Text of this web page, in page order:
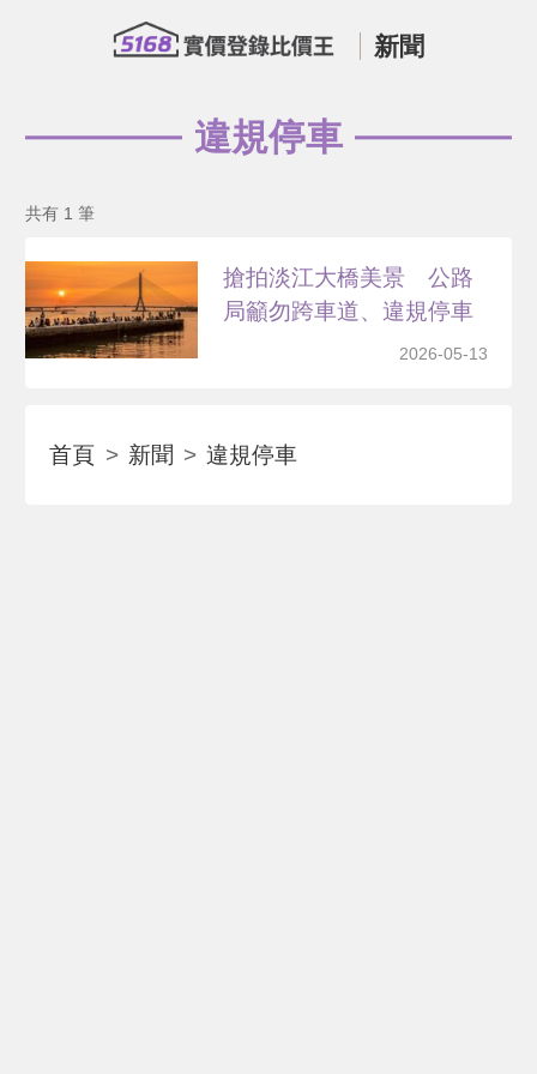
新聞
違規停車
共有 1 筆
搶拍淡江大橋美景 公路
局籲勿跨車道、違規停車
2026-05-13
首頁 新聞 違規停車